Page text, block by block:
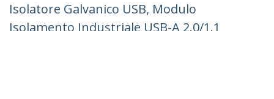
Isolatore Galvanico USB, Modulo
Isolamento Industriale USB-A 2.0/1.1